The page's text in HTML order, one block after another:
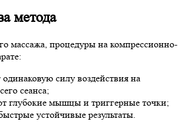
метода
массажа, процедуры на компрессионно-
силу воздействия на
сеанса;
глубокие мышцы и триггерные точки;
устойчивые результаты.